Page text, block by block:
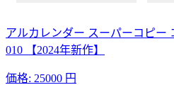
アルカレンダー スーパーコピー
010 【2024年新作】
価格: 25000 円